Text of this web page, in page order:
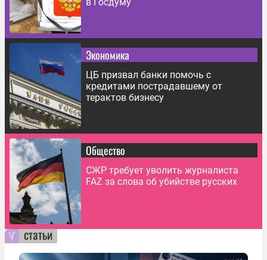
Экономика
ЦБ призвал банки помочь с
кредитами пострадавшему от
терактов бизнесу
Общество
СЖР требует уволить журналиста
FAZ за слова об убийстве русских
статьи